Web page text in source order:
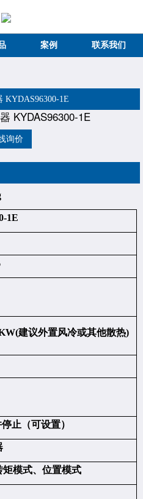
案例 联系我们
KYDAS96300-1E
询价
1E
建议外置风冷或其他散热)
止（可设置）
矩模式、位置模式